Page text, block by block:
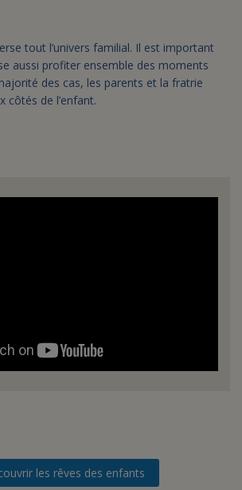
tout l’univers familial. Il est important
aussi profiter ensemble des moments
des cas, les parents et la fratrie
côtés de l’enfant.
les rêves des enfants